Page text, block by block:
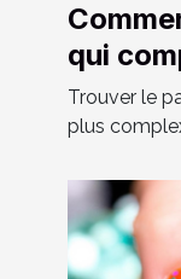
qui
Trouver le
plus